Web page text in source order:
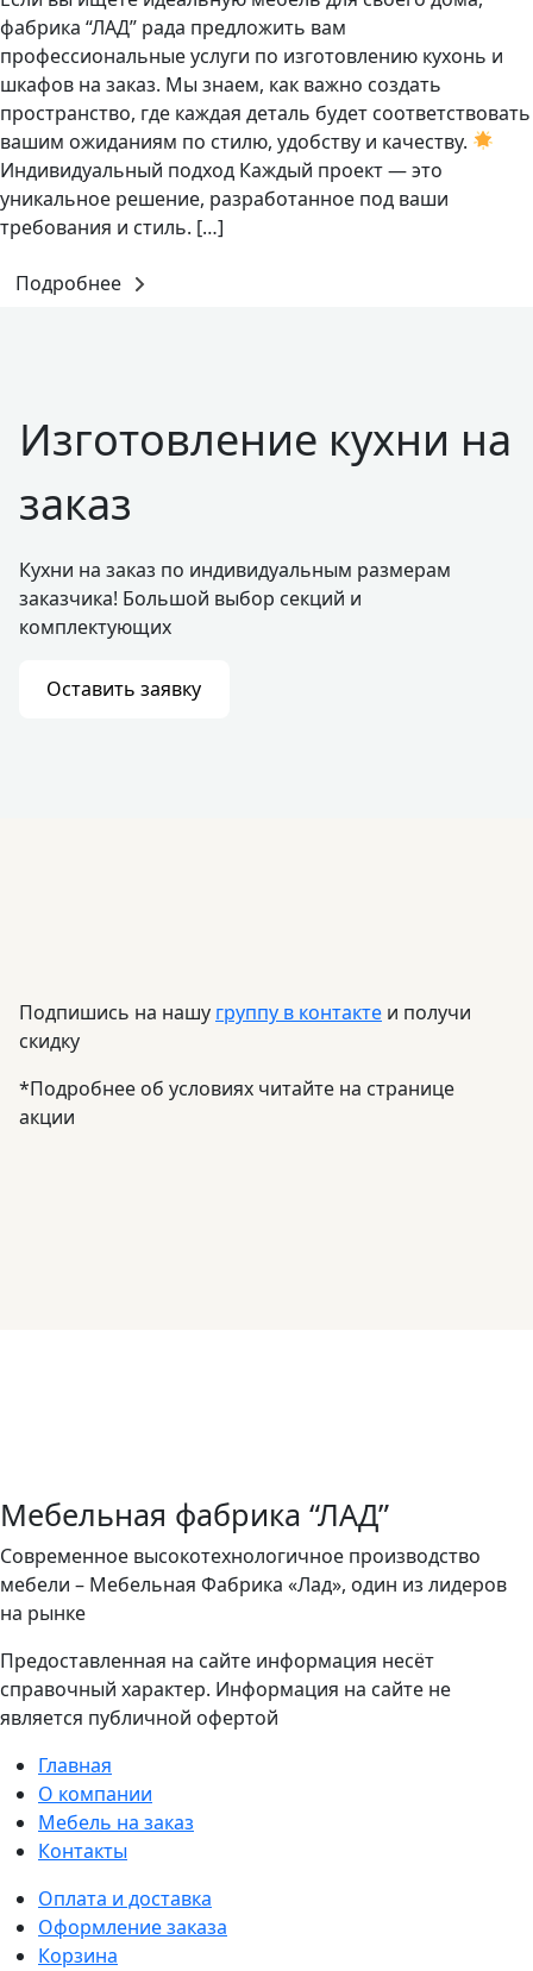
фабрика “ЛАД” рада предложить вам
профессиональные услуги по изготовлению кухонь и
шкафов на заказ. Мы знаем, как важно создать
пространство, где каждая деталь будет соответствовать
вашим ожиданиям по стилю, удобству и качеству.
Индивидуальный подход Каждый проект — это
уникальное решение, разработанное под ваши
требования и стиль. […]
Подробнее
Изготовление кухни на
заказ
Кухни на заказ по индивидуальным размерам
заказчика! Большой выбор секций и
комплектующих
Оставить заявку
Подпишись на нашу группу в контакте и получи
скидку
*Подробнее об условиях читайте на странице
акции
Мебельная фабрика “ЛАД”
Современное высокотехнологичное производство
мебели – Мебельная Фабрика «Лад», один из лидеров
на рынке
Предоставленная на сайте информация несёт
справочный характер. Информация на сайте не
является публичной офертой
Главная
О компании
Мебель на заказ
Контакты
Оплата и доставка
Оформление заказа
Корзина